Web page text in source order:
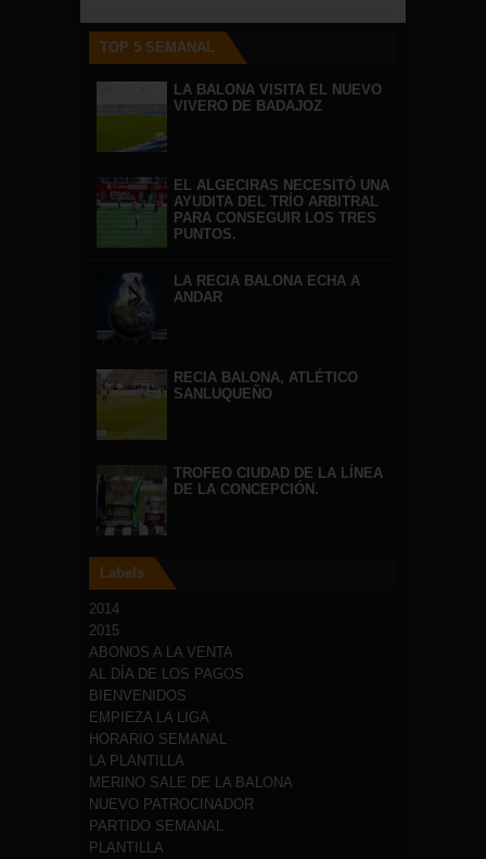
TOP 5 SEMANAL
LA BALONA VISITA EL NUEVO
VIVERO DE BADAJOZ
EL ALGECIRAS NECESITÓ UNA
AYUDITA DEL TRÍO ARBITRAL
PARA CONSEGUIR LOS TRES
PUNTOS.
LA RECIA BALONA ECHA A
ANDAR
RECIA BALONA, ATLÉTICO
SANLUQUEÑO
TROFEO CIUDAD DE LA LÍNEA
DE LA CONCEPCIÓN.
Labels
2014
2015
ABONOS A LA VENTA
AL DÍA DE LOS PAGOS
BIENVENIDOS
EMPIEZA LA LIGA
HORARIO SEMANAL
LA PLANTILLA
MERINO SALE DE LA BALONA
NUEVO PATROCINADOR
PARTIDO SEMANAL
PLANTILLA